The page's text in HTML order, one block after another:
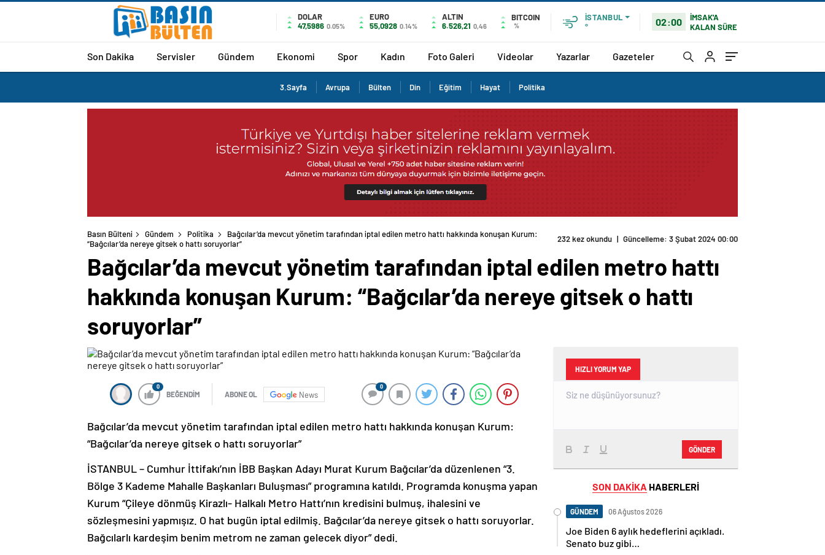
DOLAR
47,5986 0.05%
EURO
55,0928 0.14%
ALTIN
6.526,21 0,46
BITCOIN
%
İSTANBUL
°
02:00
İMSAK'A
KALAN SÜRE
Son Dakika Servisler Gündem Ekonomi Spor Kadın Foto Galeri Videolar Yazarlar Gazeteler
3.Sayfa Avrupa Bülten Din Eğitim Hayat Politika
Basın Bülteni Gündem Politika
Bağcılar’da mevcut yönetim tarafından iptal edilen metro hattı hakkında konuşan Kurum:
“Bağcılar’da nereye gitsek o hattı soruyorlar”
232 kez okundu | Güncelleme: 3 Şubat 2024 00:00
Bağcılar’da mevcut yönetim tarafından iptal edilen metro hattı
hakkında konuşan Kurum: “Bağcılar’da nereye gitsek o hattı
soruyorlar”
0
BEĞENDİM ABONE OL News
0
Bağcılar’da mevcut yönetim tarafından iptal edilen metro hattı hakkında konuşan Kurum:
“Bağcılar’da nereye gitsek o hattı soruyorlar”
İSTANBUL – Cumhur İttifakı’nın İBB Başkan Adayı Murat Kurum Bağcılar’da düzenlenen “3.
Bölge 3 Kademe Mahalle Başkanları Buluşması” programına katıldı. Programda konuşma yapan
Kurum “Çileye dönmüş Kirazlı- Halkalı Metro Hattı’nın kredisini bulmuş, ihalesini ve
sözleşmesini yapmışız. O hat bugün iptal edilmiş. Bağcılar’da nereye gitsek o hattı soruyorlar.
Bağcılarlı kardeşim benim metrom ne zaman gelecek diyor” dedi.
HIZLI YORUM YAP
GÖNDER
SON DAKİKA HABERLERİ
GÜNDEM 06 Ağustos 2026
Joe Biden 6 aylık hedeflerini açıkladı.
Senato buz gibi…